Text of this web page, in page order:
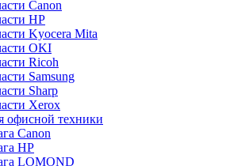
Canon
HP
Kyocera Mita
OKI
Ricoh
Samsung
Sharp
Xerox
офисной техники
Canon
HP
LOMOND